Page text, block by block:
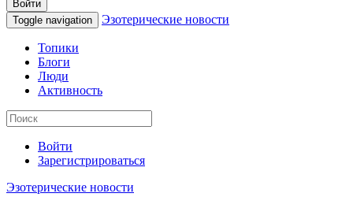
Войти
Toggle navigation
Эзотерические новости
Топики
Блоги
Люди
Активность
Войти
Зарегистрироваться
Эзотерические новости